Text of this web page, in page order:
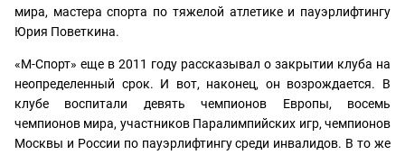
мира, мастера спорта по тяжелой атлетике и пауэрлифтингу
Юрия Поветкина.
«М-Спорт» еще в 2011 году рассказывал о закрытии клуба на
неопределенный срок. И вот, наконец, он возрождается. В
клубе воспитали девять чемпионов Европы, восемь
чемпионов мира, участников Паралимпийских игр, чемпионов
Москвы и России по пауэрлифтингу среди инвалидов. В то же